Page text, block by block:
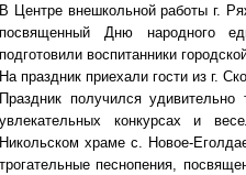
В Центре внешкольной работы г.
посвященный Дню народного
подготовили воспитанники
На праздник приехали гости из г.
Праздник получился
увлекательных конкурсах и
Никольском храме с. Новое-
трогательные песнопения,